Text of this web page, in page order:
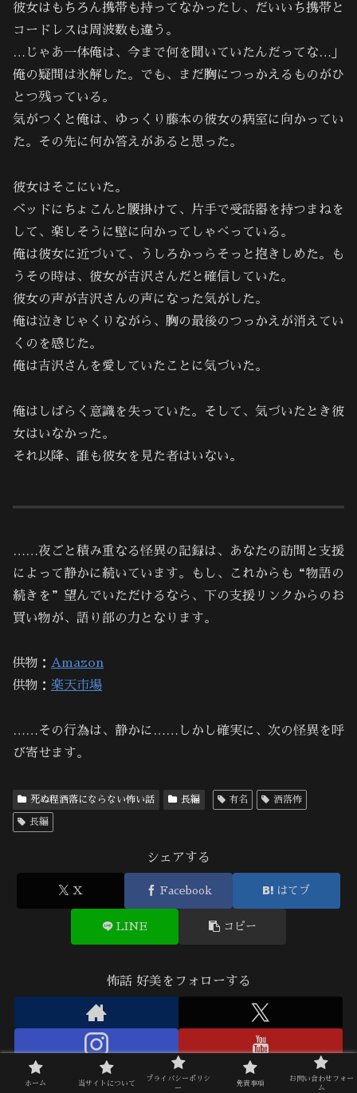
彼女はもちろん携帯も持ってなかったし、だいいち携帯と
コードレスは周波数も違う。
…じゃあ一体俺は、今まで何を聞いていたんだってな…」
俺の疑問は氷解した。でも、まだ胸につっかえるものがひ
とつ残っている。
気がつくと俺は、ゆっくり藤本の彼女の病室に向かってい
た。その先に何か答えがあると思った。
彼女はそこにいた。
ベッドにちょこんと腰掛けて、片手で受話器を持つまねを
して、楽しそうに壁に向かってしゃべっている。
俺は彼女に近づいて、うしろかっらそっと抱きしめた。も
うその時は、彼女が吉沢さんだと確信していた。
彼女の声が吉沢さんの声になった気がした。
俺は泣きじゃくりながら、胸の最後のつっかえが消えてい
くのを感じた。
俺は吉沢さんを愛していたことに気づいた。
俺はしばらく意識を失っていた。そして、気づいたとき彼
女はいなかった。
それ以降、誰も彼女を見た者はいない。
……夜ごと積み重なる怪異の記録は、あなたの訪問と支援
によって静かに続いています。もし、これからも“物語の
続きを”望んでいただけるなら、下の支援リンクからのお
買い物が、語り部の力となります。
供物： Amazon
供物： 楽天市場
……その行為は、静かに……しかし確実に、次の怪異を呼
び寄せます。
死ぬ程洒落にならない怖い話 長編 有名 洒落怖
長編
シェアする
X Facebook はてブ
LINE コピー
怖話 好美をフォローする
ホーム 当サイトについて
プライバシーポリシ
ー
免責事項
お問い合わせフォー
ム